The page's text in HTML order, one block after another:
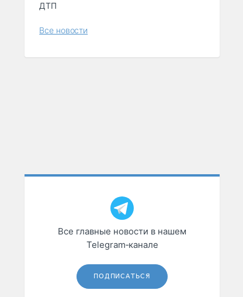
ДТП
Все новости
Все главные новости в нашем
Telegram‑канале
ПОДПИСАТЬСЯ